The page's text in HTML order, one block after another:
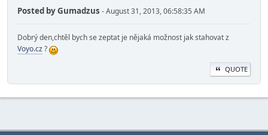
Posted byGumadzus - August 31, 2013, 06:58:35 AM
Dobrý den,chtěl bych se zeptat je nějaká možnost jak stahovat z
Voyo.cz?
QUOTE